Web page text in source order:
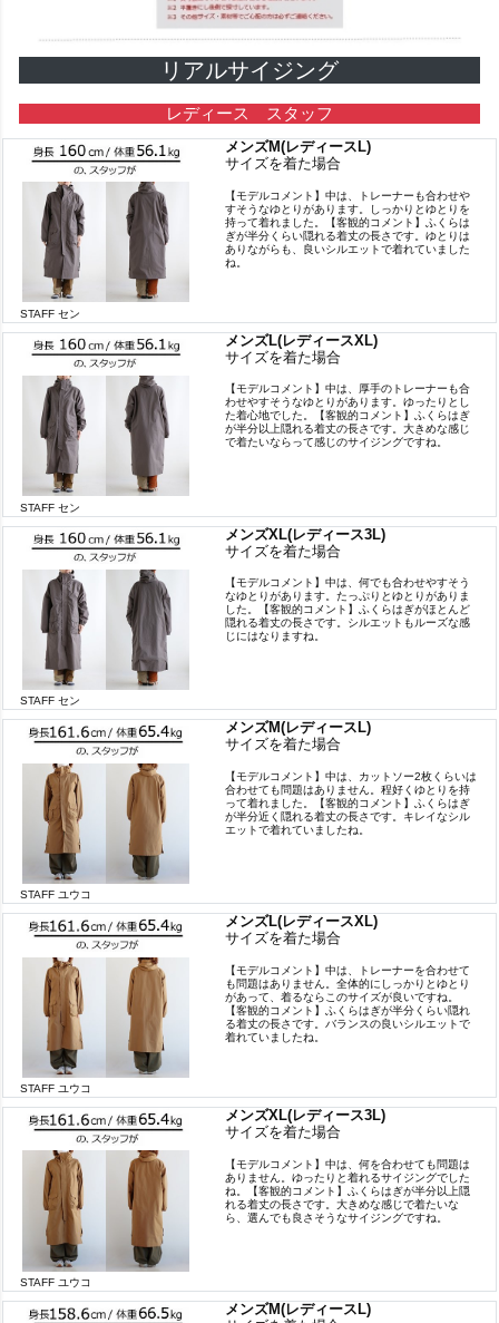
リアルサイジング
レディース スタッフ
メンズM(レディースL)
サイズを着た場合
STAFF セン
【モデルコメント】中は、トレーナーも合わせや
すそうなゆとりがあります。しっかりとゆとりを
持って着れました。【客観的コメント】ふくらは
ぎが半分くらい隠れる着丈の長さです。ゆとりは
ありながらも、良いシルエットで着れていました
ね。
メンズL(レディースXL)
サイズを着た場合
STAFF セン
【モデルコメント】中は、厚手のトレーナーも合
わせやすそうなゆとりがあります。ゆったりとし
た着心地でした。【客観的コメント】ふくらはぎ
が半分以上隠れる着丈の長さです。大きめな感じ
で着たいならって感じのサイジングですね。
メンズXL(レディース3L)
サイズを着た場合
STAFF セン
【モデルコメント】中は、何でも合わせやすそう
なゆとりがあります。たっぷりとゆとりがありま
した。【客観的コメント】ふくらはぎがほとんど
隠れる着丈の長さです。シルエットもルーズな感
じにはなりますね。
メンズM(レディースL)
サイズを着た場合
STAFF ユウコ
【モデルコメント】中は、カットソー2枚くらいは
合わせても問題はありません。程好くゆとりを持
って着れました。【客観的コメント】ふくらはぎ
が半分近く隠れる着丈の長さです。キレイなシル
エットで着れていましたね。
メンズL(レディースXL)
サイズを着た場合
STAFF ユウコ
【モデルコメント】中は、トレーナーを合わせて
も問題はありません。全体的にしっかりとゆとり
があって、着るならこのサイズが良いですね。
【客観的コメント】ふくらはぎが半分くらい隠れ
る着丈の長さです。バランスの良いシルエットで
着れていましたね。
メンズXL(レディース3L)
サイズを着た場合
STAFF ユウコ
【モデルコメント】中は、何を合わせても問題は
ありません。ゆったりと着れるサイジングでした
ね。【客観的コメント】ふくらはぎが半分以上隠
れる着丈の長さです。大きめな感じで着たいな
ら、選んでも良さそうなサイジングですね。
メンズM(レディースL)